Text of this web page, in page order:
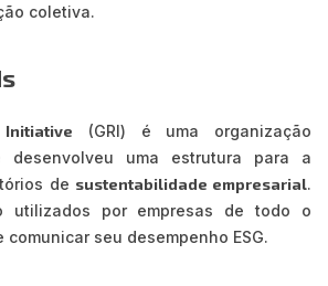
coletiva.
(GRI) é uma organização
desenvolveu uma estrutura para a
de sustentabilidade empresarial.
utilizados por empresas de todo o
comunicar seu desempenho ESG.